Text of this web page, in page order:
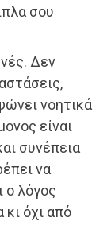
σου
Δεν
νοητικά
είναι
συνέπεια
να
ο λόγος
όχι από